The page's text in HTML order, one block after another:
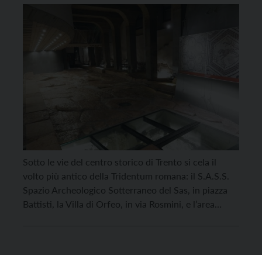
archeologiche
Sotto le vie del centro storico di Trento si cela il
volto più antico della Tridentum romana: il S.A.S.S.
Spazio Archeologico Sotterraneo del Sas, in piazza
Battisti, la Villa di Orfeo, in via Rosmini, e l’area